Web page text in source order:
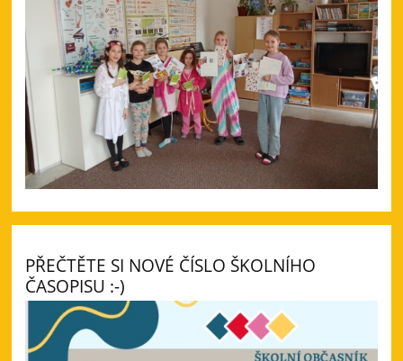
PŘEČTĚTE SI NOVÉ ČÍSLO ŠKOLNÍHO
ČASOPISU :-)